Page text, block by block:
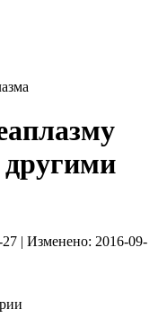
27 | Изменено: 2016-09-